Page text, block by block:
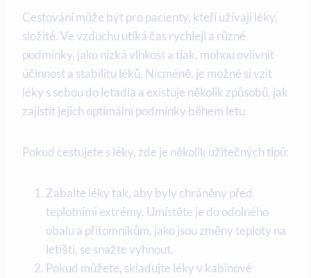
Cestování může být pro pacienty, kteří užívají léky,
složité. Ve vzduchu utíká čas rychleji a různé
podmínky, jako nízká vlhkost a tlak, mohou ovlivnit
účinnost a stabilitu léků. Nicméně, je možné si vzít
léky s sebou do letadla a existuje několik způsobů, jak
zajistit jejich optimální podmínky během letu.
Pokud cestujete s léky, zde je několik užitečných tipů:
Zabalte léky tak, aby byly chráněny před
teplotními extrémy. Umístěte je do odolného
obalu a přítomníkům, jako jsou změny teploty na
letišti, se snažte vyhnout.
Pokud můžete, skladujte léky v kabinové